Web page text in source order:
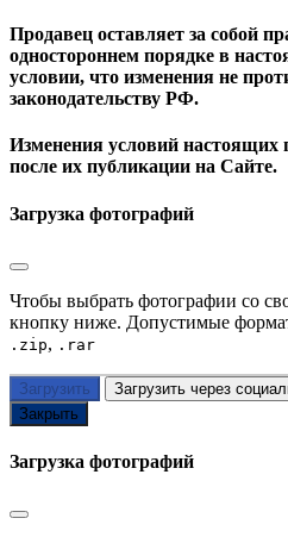
Продавец оставляет за собой
одностороннем порядке в
условии, что изменения не
законодательству РФ.
Изменения условий настоящих
после их публикации на Сайте.
Загрузка фотографий
Чтобы выбрать фотографии со
кнопку ниже. Допустимые
.zip, .rar
Загрузить Загрузить через
Закрыть
Загрузка фотографий